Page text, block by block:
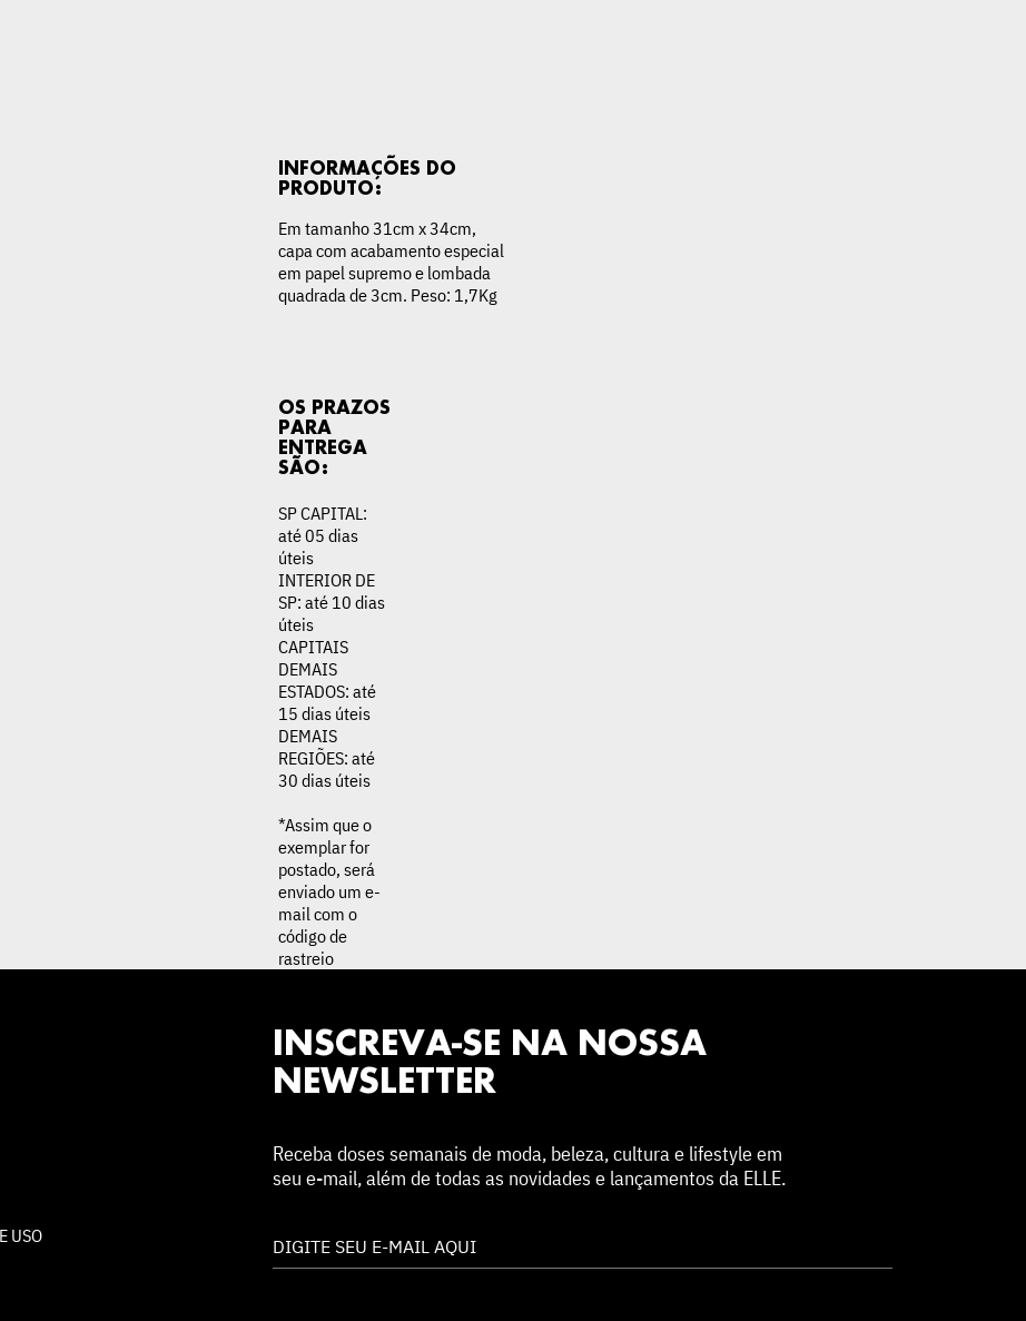
INFORMAÇÕES DO
PRODUTO:
Em tamanho 31cm x 34cm,
capa com acabamento especial
em papel supremo e lombada
quadrada de 3cm. Peso: 1,7Kg
OS PRAZOS
PARA
ENTREGA
SÃO:
SP CAPITAL:
até 05 dias
úteis
INTERIOR DE
SP: até 10 dias
úteis
CAPITAIS
DEMAIS
ESTADOS: até
15 dias úteis
DEMAIS
REGIÕES: até
30 dias úteis
*Assim que o
exemplar for
postado, será
enviado um e-
mail com o
código de
rastreio
USO
INSCREVA-SE NA NOSSA
NEWSLETTER
Receba doses semanais de moda, beleza, cultura e lifestyle em
seu e-mail, além de todas as novidades e lançamentos da ELLE.